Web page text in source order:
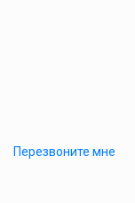
Перезвоните мне